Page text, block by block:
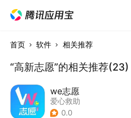
首页 软件 相关推荐
“高新志愿”的相关推荐(23)
we志愿
爱心救助
0.0